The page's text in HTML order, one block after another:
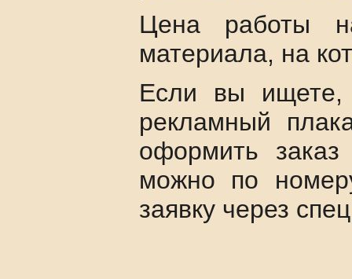
Цена работы
материала, на
Если вы ищете,
рекламный
оформить
можно по
заявку через